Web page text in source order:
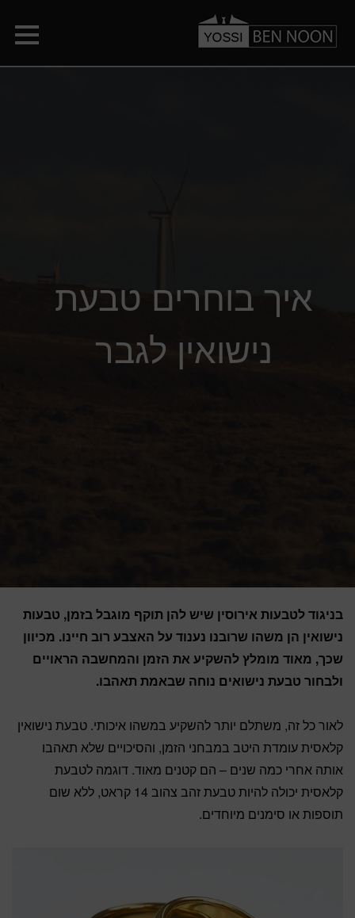
איך בוחרים טבעת
נישואין לגבר
בניגוד לטבעות אירוסין שיש להן תוקף מוגבל בזמן, טבעות
נישואין הן משהו שרובנו נענוד על האצבע רוב חיינו. מכיוון
שכך, מאוד מומלץ להשקיע את הזמן והמחשבה הראויים
ולבחור טבעת נישואים נוחה שבאמת תאהבו.
לאור כל זה, משתלם יותר להשקיע במשהו איכותי. טבעת נישואין
קלאסית עומדת היטב במבחני הזמן, והסיכויים שלא תאהבו
אותה אחרי כמה שנים – הם קטנים מאוד. דוגמה לטבעת
קלאסית יכולה להיות טבעת זהב צהוב 14 קראט, ללא שום
תוספות או סימנים מיוחדים.